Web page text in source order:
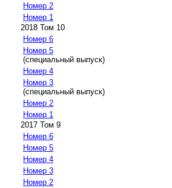
Номер 2
Номер 1
2018 Том 10
Номер 6
Номер 5
(специальный выпуск)
Номер 4
Номер 3
(специальный выпуск)
Номер 2
Номер 1
2017 Том 9
Номер 6
Номер 5
Номер 4
Номер 3
Номер 2